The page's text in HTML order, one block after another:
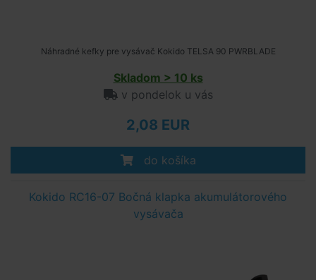
Náhradné kefky pre vysávač Kokido TELSA 90 PWRBLADE
Skladom > 10 ks
v pondelok u vás
2,08 EUR
do košíka
Kokido RC16-07 Bočná klapka akumulátorového
vysávača